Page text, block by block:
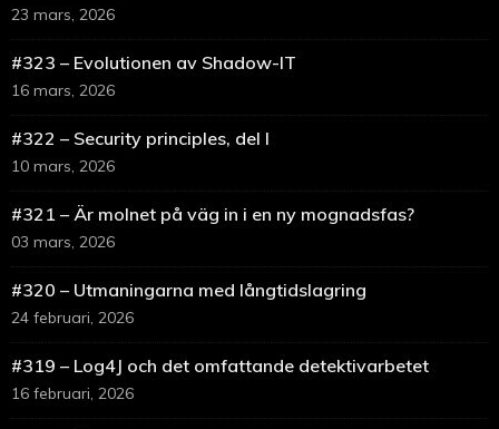
23 mars, 2026
#323 – Evolutionen av Shadow-IT
16 mars, 2026
#322 – Security principles, del I
10 mars, 2026
#321 – Är molnet på väg in i en ny mognadsfas?
03 mars, 2026
#320 – Utmaningarna med långtidslagring
24 februari, 2026
#319 – Log4J och det omfattande detektivarbetet
16 februari, 2026